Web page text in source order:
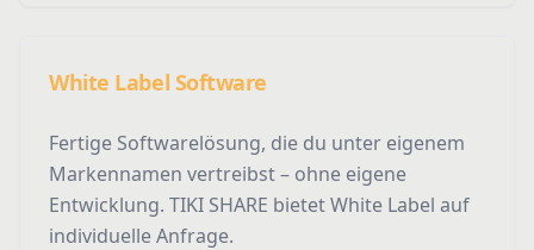
White Label Software
Fertige Softwarelösung, die du unter eigenem
Markennamen vertreibst – ohne eigene
Entwicklung. TIKI SHARE bietet White Label auf
individuelle Anfrage.